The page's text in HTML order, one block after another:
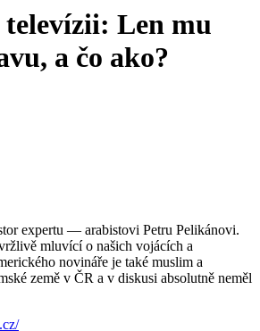
Len mu
a čo ako?
expertu — arabistovi Petru Pelikánovi.
mluvící o našich vojácích a
novináře je také muslim a
země v ČR a v diskusi absolutně neměl